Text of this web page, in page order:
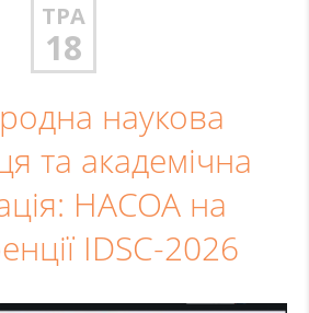
ТРА
18
наукова
та академічна
НАСОА на
IDSC-2026